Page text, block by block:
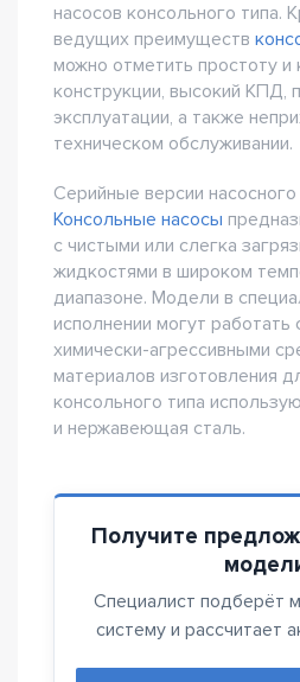
насосов консольного типа.
ведущих преимуществ
можно отметить простоту и
конструкции, высокий КПД,
эксплуатации, а также
техническом обслуживании.
Серийные версии
Консольные насосы
с чистыми или слегка
жидкостями в широком
диапазоне. Модели в
исполнении могут работать
химически-агрессивными
материалов изготовления
консольного типа
и нержавеющая сталь.
Получите
Специалист подберёт
систему и рассчитает